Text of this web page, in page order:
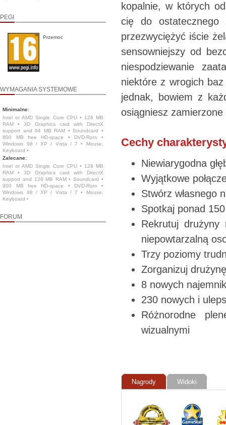
PEGI
Przemoc
WYMAGANIA SYSTEMOWE
Minimalne:
Intel or AMD Single Core CPU • 128 MB
RAM • 3D Graphics card with DirectX
support and 64 MB RAM • Soundcard •
800 MB free HD-space • DVD-Rom •
Windows 98 / XP / Vista / 7 • Mouse,
Keyboard •
Zalecane:
Intel or AMD Single Core CPU • 128 MB
RAM • 3D Graphics card with DirectX
support and 128 MB RAM • Soundcard •
900 MB free HD-space • DVD-Rom •
Windows 98 / XP / Vista / 7 • Mouse,
Keyboard •
FORUM
kopalnie, w których
cię do ostatecznego
przezwyciężyć iście
sensowniejszy od
niespodziewanie
niektóre z wrogich
jednak, bowiem z
osiągniesz zamierzone
Cechy
Niewiarygodna
Wyjątkowe
Stwórz własnego
Spotkaj ponad
Rekrutuj drużyny
niepowtarzalną
Trzy poziomy
Zorganizuj
8 nowych
230 nowych i
Różnorodne
wizualnymi
Nagrody Widoki